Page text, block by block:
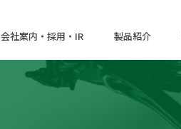
会社案内・採用・IR 製品紹介